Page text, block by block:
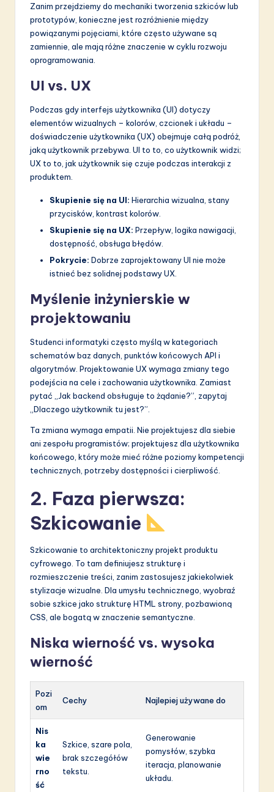
o
Zanim przejdziemy do mechaniki tworzenia szkiców lub
prototypów, konieczne jest rozróżnienie między
powiązanymi pojęciami, które często używane są
zamiennie, ale mają różne znaczenie w cyklu rozwoju
oprogramowania.
UI vs. UX
Podczas gdy interfejs użytkownika (UI) dotyczy
elementów wizualnych – kolorów, czcionek i układu –
doświadczenie użytkownika (UX) obejmuje całą podróż,
jaką użytkownik przebywa. UI to to, co użytkownik widzi;
UX to to, jak użytkownik się czuje podczas interakcji z
produktem.
Skupienie się na UI: Hierarchia wizualna, stany
przycisków, kontrast kolorów.
Skupienie się na UX: Przepływ, logika nawigacji,
dostępność, obsługa błędów.
Pokrycie: Dobrze zaprojektowany UI nie może
istnieć bez solidnej podstawy UX.
Myślenie inżynierskie w
projektowaniu
Studenci informatyki często myślą w kategoriach
schematów baz danych, punktów końcowych API i
algorytmów. Projektowanie UX wymaga zmiany tego
podejścia na cele i zachowania użytkownika. Zamiast
pytać „Jak backend obsługuje to żądanie?”, zapytaj
„Dlaczego użytkownik tu jest?”.
Ta zmiana wymaga empatii. Nie projektujesz dla siebie
ani zespołu programistów; projektujesz dla użytkownika
końcowego, który może mieć różne poziomy kompetencji
technicznych, potrzeby dostępności i cierpliwość.
2. Faza pierwsza:
Szkicowanie
Szkicowanie to architektoniczny projekt produktu
cyfrowego. To tam definiujesz strukturę i
rozmieszczenie treści, zanim zastosujesz jakiekolwiek
stylizacje wizualne. Dla umysłu technicznego, wyobraź
sobie szkice jako strukturę HTML strony, pozbawioną
CSS, ale bogatą w znaczenie semantyczne.
Niska wierność vs. wysoka
wierność
Pozi
om
Cechy Najlepiej używane do
Nis
ka
wie
rno
ść
Szkice, szare pola,
brak szczegółów
tekstu.
Generowanie
pomysłów, szybka
iteracja, planowanie
układu.